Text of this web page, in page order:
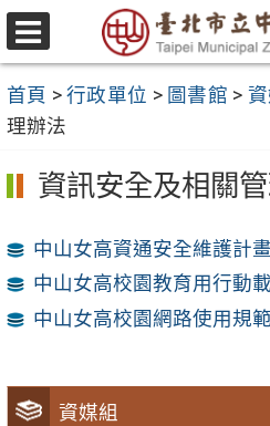
跳
至
要
內
容
區
選
單
首頁 > 行政單位 > 圖書館 >
理辦法
資媒組
資訊安全及相關
中山女高資通安全維護計畫
中山女高校園教育用行動
中山女高校園網路使用規範